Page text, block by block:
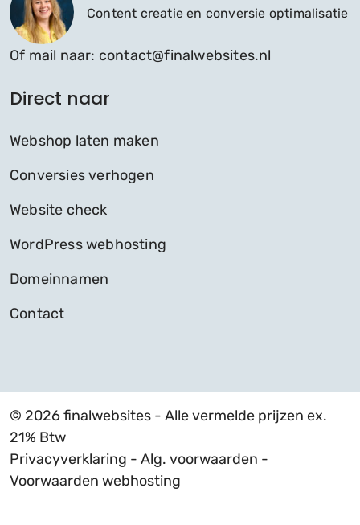
Content creatie en conversie optimalisatie
Of mail naar: contact@finalwebsites.nl
Direct naar
Webshop laten maken
Conversies verhogen
Website check
WordPress webhosting
Domeinnamen
Contact
© 2026 finalwebsites - Alle vermelde prijzen ex.
21% Btw
Privacyverklaring - Alg. voorwaarden -
Voorwaarden webhosting